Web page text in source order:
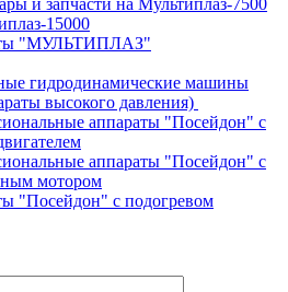
и запчасти на Мультиплаз-7500
15000
"МУЛЬТИПЛАЗ"
гидродинамические машины
высокого давления)
аппараты "Посейдон" с
аппараты "Посейдон" с
мотором
"Посейдон" с подогревом